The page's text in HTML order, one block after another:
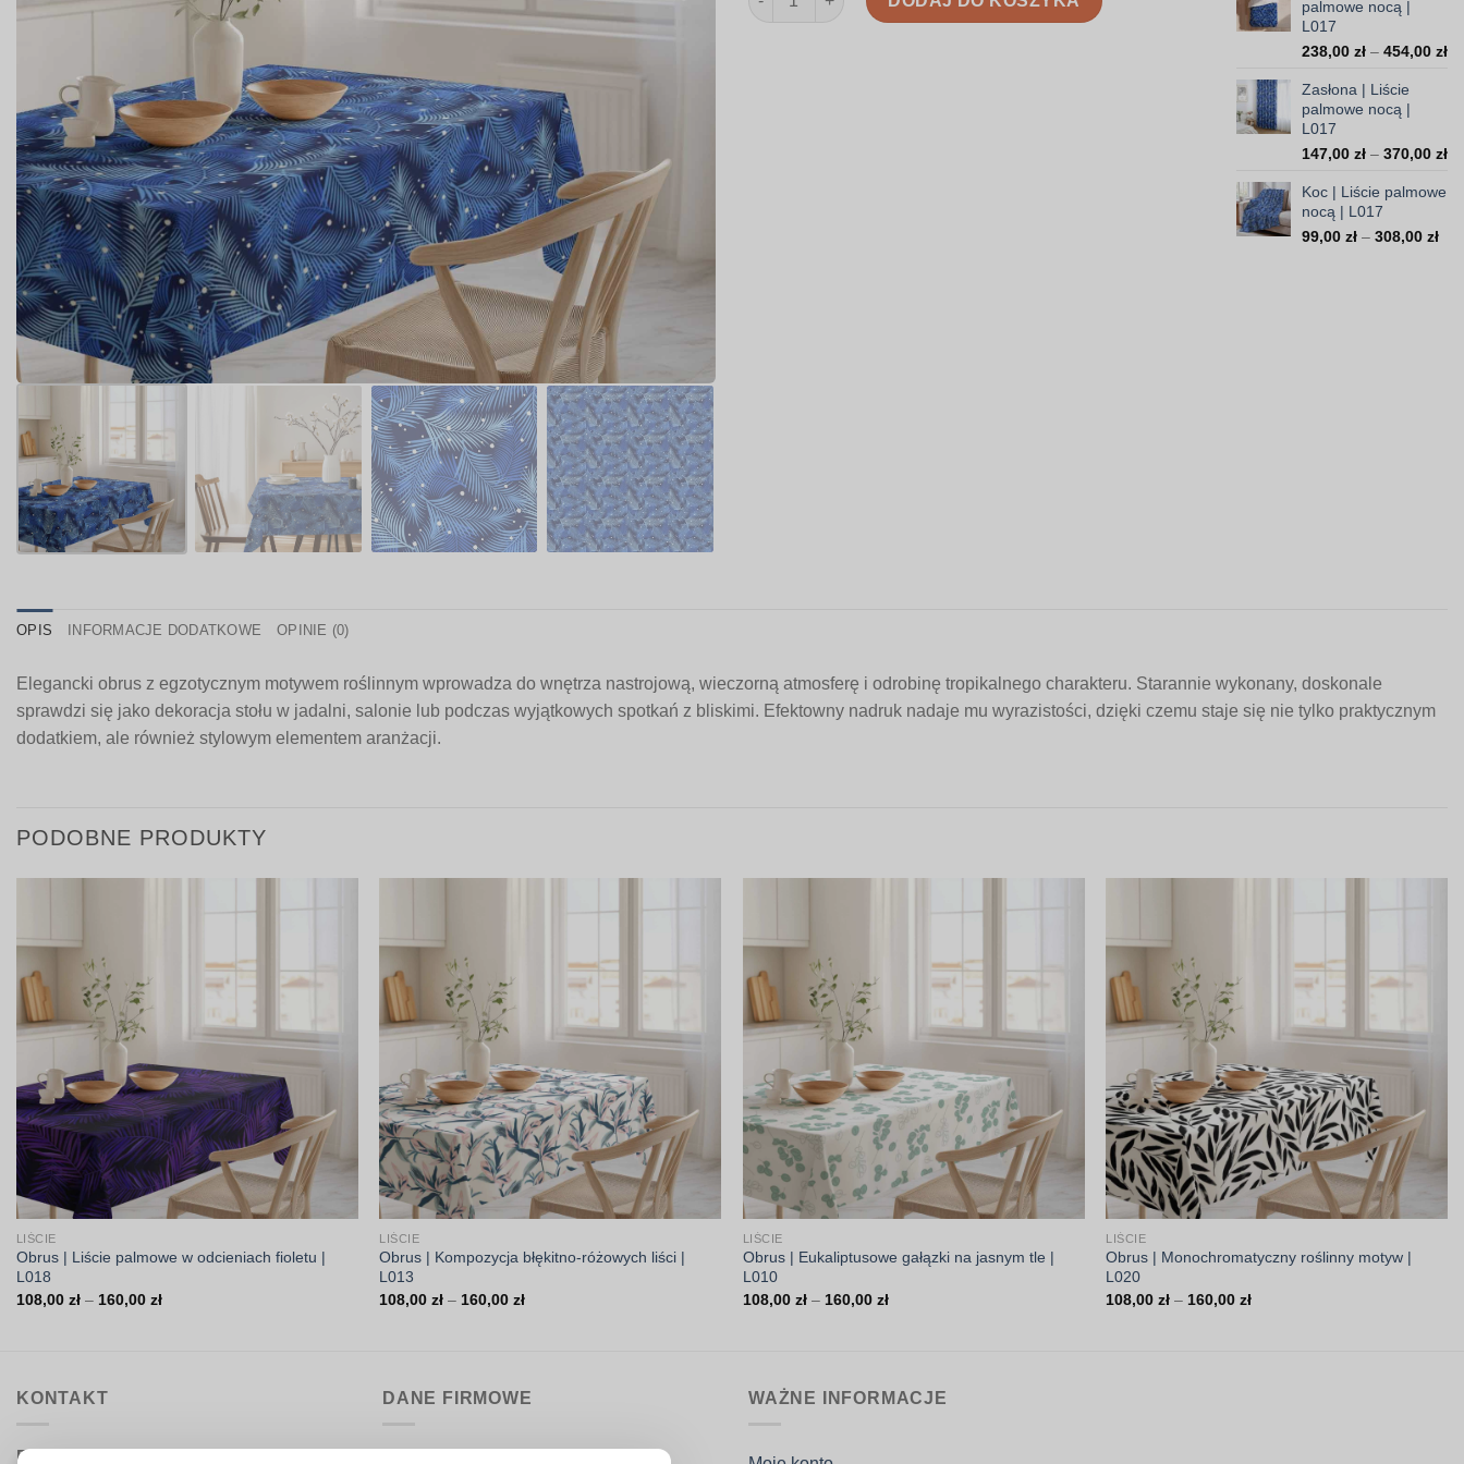
palmowe nocą |
L017
238,00 zł – 454,00 zł
Zasłona | Liście
palmowe nocą |
L017
147,00 zł – 370,00 zł
Koc | Liście palmowe
nocą | L017
99,00 zł – 308,00 zł
OPIS INFORMACJE DODATKOWE OPINIE (0)
Elegancki obrus z egzotycznym motywem roślinnym wprowadza do wnętrza nastrojową, wieczorną atmosferę i odrobinę tropikalnego charakteru. Starannie wykonany, doskonale
sprawdzi się jako dekoracja stołu w jadalni, salonie lub podczas wyjątkowych spotkań z bliskimi. Efektowny nadruk nadaje mu wyrazistości, dzięki czemu staje się nie tylko praktycznym
dodatkiem, ale również stylowym elementem aranżacji.
PODOBNE PRODUKTY
LIŚCIE
Obrus | Liście palmowe w odcieniach fioletu |
L018
108,00 zł – 160,00 złZakres
LIŚCIE
Obrus | Kompozycja błękitno-różowych liści |
L013
108,00zł – 160,00złZakres
LIŚCIE
Obrus | Eukaliptusowe gałązki na jasnym tle |
L010
108,00 zł – 160,00 złZakres
LIŚCIE
Obrus | Monochromatyczny roślinny motyw |
L020
108,00zł – 160,00złZakres
KONTAKT
Biuro obsługi:
DANE FIRMOWE WAŻNE INFORMACJE